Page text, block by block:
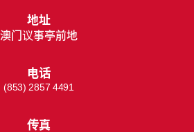
地址
澳门议事亭前地
电话
(853) 2857 4491
传真